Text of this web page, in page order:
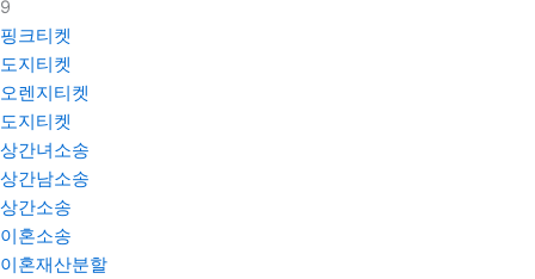
9
핑크티켓
도지티켓
오렌지티켓
도지티켓
상간녀소송
상간남소송
상간소송
이혼소송
이혼재산분할